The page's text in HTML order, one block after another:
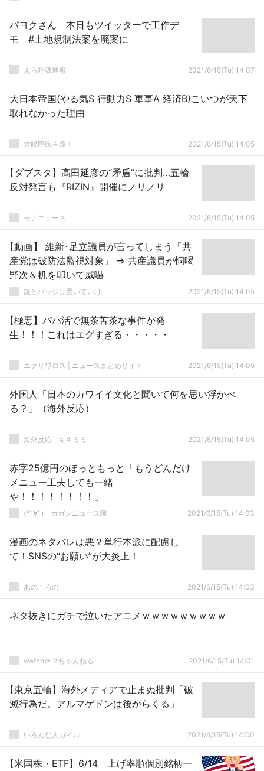
パヨクさん 本日もツイッターで工作デ
モ #土地規制法案を廃案に
えら呼吸速報 2021/6/15(Tu) 14:07
大日本帝国(やる気S 行動力S 軍事A 経済B)こいつが天下
取れなかった理由
大艦巨砲主義！ 2021/6/15(Tu) 14:05
【ダブスタ】高田延彦の“矛盾”に批判…五輪
反対発言も『RIZIN』開催にノリノリ
モナニュース 2021/6/15(Tu) 14:05
【動画】 維新･足立議員が言ってしまう「共
産党は破防法監視対象」 ⇒ 共産議員が恫喝
野次＆机を叩いて威嚇
銃とバッジは置いていけ 2021/6/15(Tu) 14:05
【極悪】パパ活で無茶苦茶な事件が発
生！！！これはエグすぎる・・・・・
エクサワロス | ニュースまとめサイト 2021/6/15(Tu) 14:05
外国人「日本のカワイイ文化と聞いて何を思い浮かべ
る？」（海外反応）
­海外反応 キキミミ 2021/6/15(Tu) 14:05
赤字25億円のほっともっと「もうどんだけ
メニュー工夫しても一緒
や！！！！！！！！」
(*ﾟ∀ﾟ)ゞカガクニュース隊 2021/6/15(Tu) 14:03
漫画のネタバレは悪？単行本派に配慮し
て！SNSの“お願い”が大炎上！
あのころの 2021/6/15(Tu) 14:03
ネタ抜きにガチで泣いたアニメｗｗｗｗｗｗｗｗｗ
watch＠２ちゃんねる 2021/6/15(Tu) 14:01
【東京五輪】海外メディアで止まぬ批判「破
滅行為だ。アルマゲドンは後からくる」
いろんな人ガイル 2021/6/15(Tu) 14:00
【米国株・ETF】6/14 上げ率順個別銘柄一